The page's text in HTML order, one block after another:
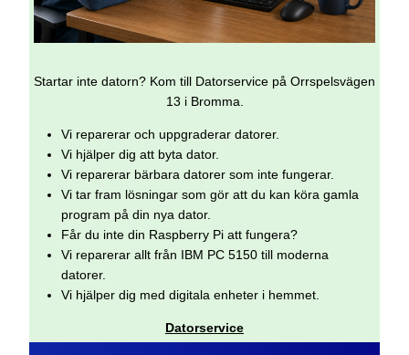
Startar inte datorn? Kom till Datorservice på Orrspelsvägen
13 i Bromma.
Vi reparerar och uppgraderar datorer.
Vi hjälper dig att byta dator.
Vi reparerar bärbara datorer som inte fungerar.
Vi tar fram lösningar som gör att du kan köra gamla
program på din nya dator.
Får du inte din Raspberry Pi att fungera?
Vi reparerar allt från IBM PC 5150 till moderna
datorer.
Vi hjälper dig med digitala enheter i hemmet.
Datorservice